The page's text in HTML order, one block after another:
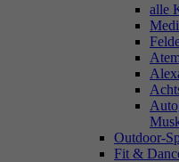
alle
Outdoor-
Fit &